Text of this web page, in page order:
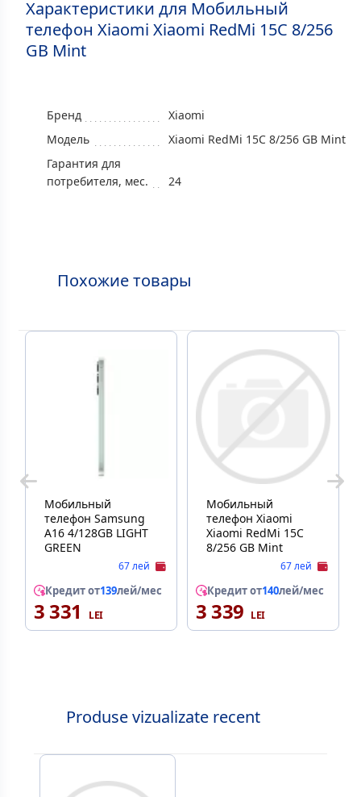
Характеристики для Мобильный
телефон Xiaomi Xiaomi RedMi 15C 8/256
GB Mint
Бренд
Xiaomi
Модель
Xiaomi RedMi 15C 8/256 GB Mint
Гарантия для
потребителя, мес.
24
Похожие товары
Мобильный
телефон Samsung
A16 4/128GB LIGHT
GREEN
67 лей
Кредит от139лей/мес
3 331
Мобильный
телефон Xiaomi
Xiaomi RedMi 15C
8/256 GB Mint
67 лей
Кредит от140лей/мес
3 339
Produse vizualizate recent